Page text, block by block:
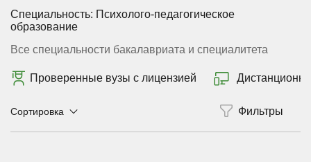
Специальность: Психолого-педагогическое
образование
Все специальности бакалавриата и специалитета
Проверенные вузы с лицензией Дистанционно
Сортировка